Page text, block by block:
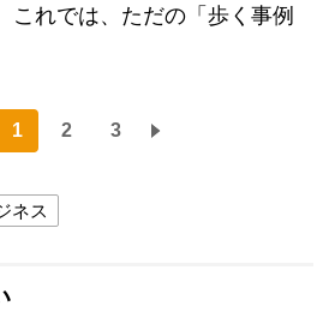
これでは、ただの「歩く事例
1 2 3
ネス